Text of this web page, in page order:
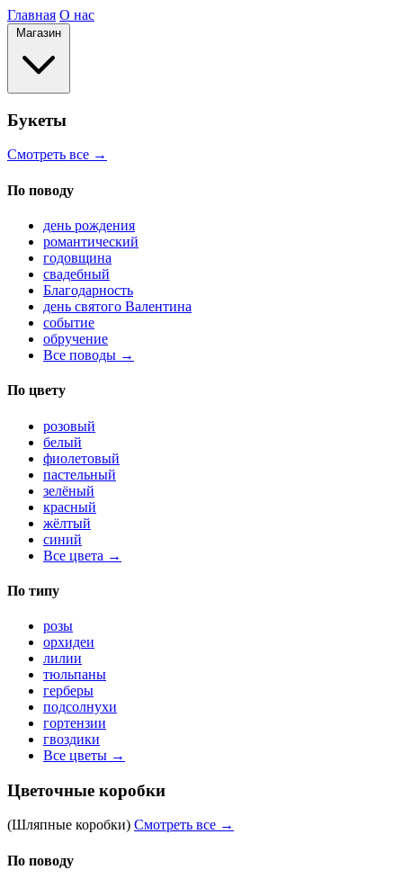
Главная О нас
Магазин
Букеты
Смотреть все →
По поводу
день рождения
романтический
годовщина
свадебный
Благодарность
день святого Валентина
событие
обручение
Все поводы →
По цвету
розовый
белый
фиолетовый
пастельный
зелёный
красный
жёлтый
синий
Все цвета →
По типу
розы
орхидеи
лилии
тюльпаны
герберы
подсолнухи
гортензии
гвоздики
Все цветы →
Цветочные коробки
(Шляпные коробки) Смотреть все →
По поводу